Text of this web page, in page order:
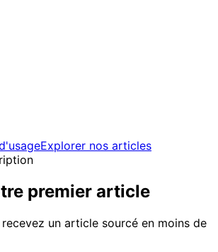
Explorer nos articles
premier article
un article sourcé en moins de